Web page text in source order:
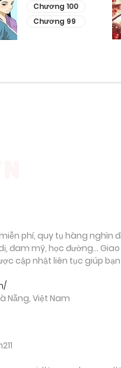
Chương 100
Chương 99
phí, quy tụ hàng nghìn
đam mỹ, học đường…
cập nhật liên tục giúp
Nẵng, Việt Nam